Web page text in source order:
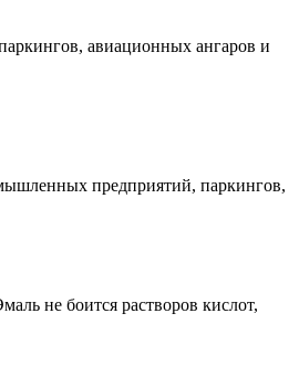
авиационных ангаров и
предприятий, паркингов,
не боится растворов кислот,